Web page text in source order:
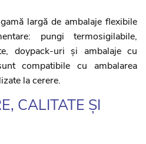
largă de ambalaje flexibile
pungi termosigilabile,
doypack-uri și ambalaje cu
compatibile cu ambalarea
la cerere.
CALITATE ȘI